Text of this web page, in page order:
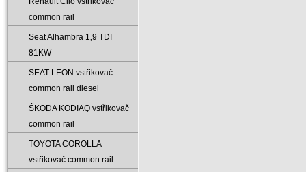
common rail
Seat Alhambra 1‚9 TDI
81KW
SEAT LEON vstřikovač
common rail diesel
ŠKODA KODIAQ vstřikovač
common rail
TOYOTA COROLLA
vstřikovač common rail